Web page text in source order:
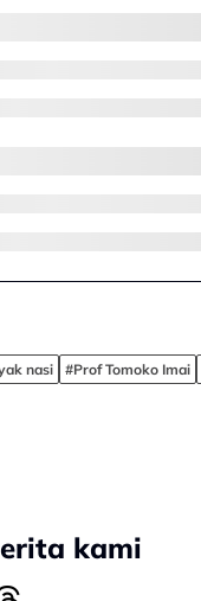
nasi #Prof Tomoko Imai
kami